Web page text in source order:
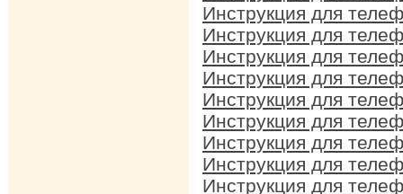
Инструкция для
Инструкция для
Инструкция для
Инструкция для
Инструкция для
Инструкция для
Инструкция для
Инструкция для
Инструкция для